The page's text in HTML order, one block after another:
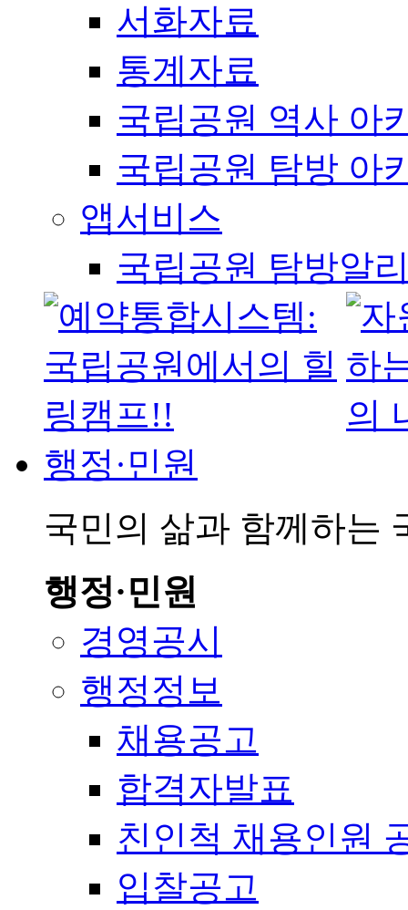
서화자료
통계자료
국립공원 역사 아
국립공원 탐방 아
앱서비스
국립공원 탐방알
행정·민원
국민의 삶과 함께하는
행정·민원
경영공시
행정정보
채용공고
합격자발표
친인척 채용인원
입찰공고